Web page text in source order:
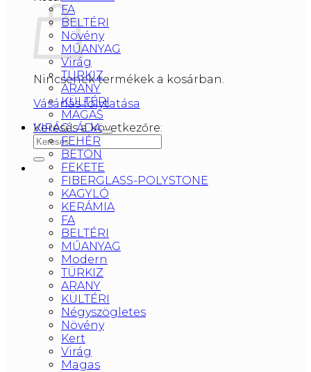
Nincsenek termékek a kosárban.
Vásárlás folytatása
Keresés a következőre:
FA
BELTÉRI
Növény
MŰANYAG
Virág
TÜRKIZ
ARANY
KÜLTÉRI
MAGAS
VIRÁGLÁDA
FEHÉR
BETON
FEKETE
FIBERGLASS-POLYSTONE
KAGYLÓ
KERÁMIA
FA
BELTÉRI
MŰANYAG
Modern
TÜRKIZ
ARANY
KÜLTÉRI
Négyszögletes
Növény
Kert
Virág
Magas